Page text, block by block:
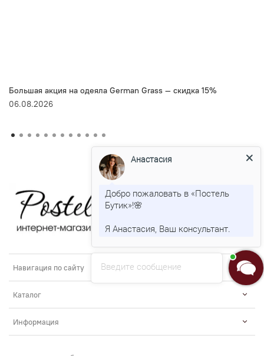
Большая акция на одеяла German Grass — скидка 15%
06.08.2026
Навигация по сайту
Каталог
Информация
Введите сообщение
Анастасия
Добро пожаловать в «Постель
Бутик»!🌸
Я Анастасия, Ваш консультант.